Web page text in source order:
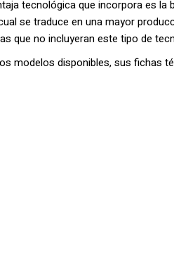
tecnológica que incorpora es
se traduce en una mayor
que no incluyeran este tipo de
modelos disponibles, sus fichas